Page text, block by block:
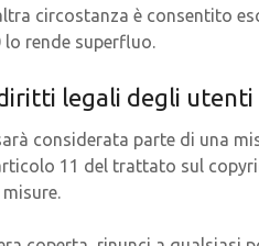
circostanza è consentito
lo rende superfluo.
legali degli
considerata parte di una
11 del trattato sul